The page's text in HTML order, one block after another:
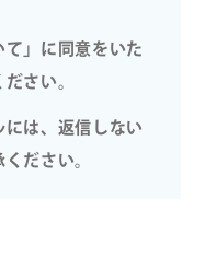
て」に同意をいた
さい。
は、返信しない
ださい。